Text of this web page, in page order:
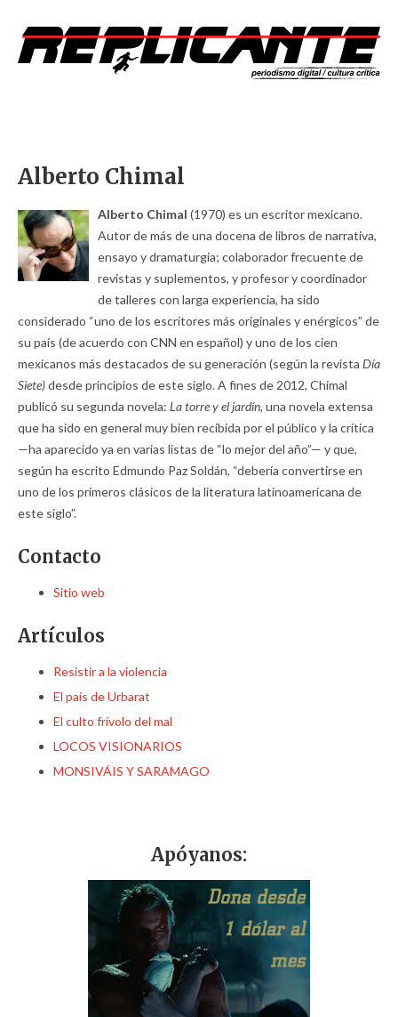
Alberto Chimal
Alberto Chimal (1970) es un escritor mexicano.
Autor de más de una docena de libros de narrativa,
ensayo y dramaturgia; colaborador frecuente de
revistas y suplementos, y profesor y coordinador
de talleres con larga experiencia, ha sido
considerado “uno de los escritores más originales y enérgicos” de
su país (de acuerdo con CNN en español) y uno de los cien
mexicanos más destacados de su generación (según la revista Día
Siete)desde principios de este siglo. A fines de 2012, Chimal
publicó su segunda novela: La torre y el jardín, una novela extensa
que ha sido en general muy bien recibida por el público y la crítica
—ha aparecido ya en varias listas de “lo mejor del año”— y que,
según ha escrito Edmundo Paz Soldán, “debería convertirse en
uno de los primeros clásicos de la literatura latinoamericana de
este siglo”.
Contacto
Sitio web
Artículos
Resistir a la violencia
El país de Urbarat
El culto frívolo del mal
LOCOS VISIONARIOS
MONSIVÁIS Y SARAMAGO
Apóyanos: